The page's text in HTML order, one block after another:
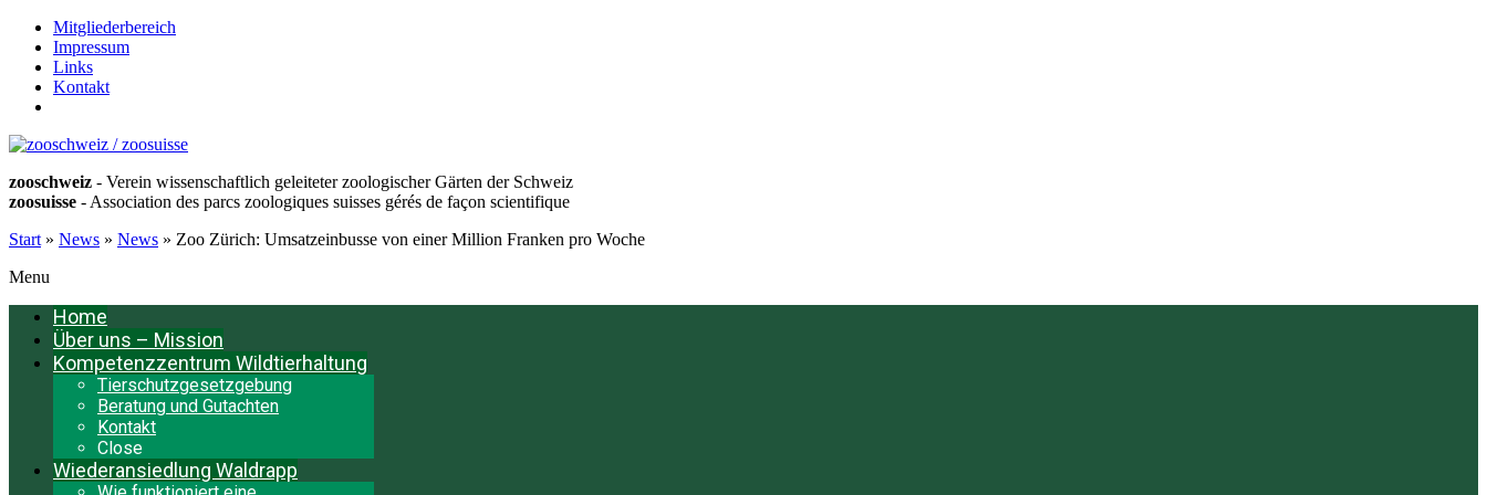
Mitgliederbereich
Impressum
Links
Kontakt
zooschweiz - Verein wissenschaftlich geleiteter zoologischer Gärten der Schweiz
zoosuisse - Association des parcs zoologiques suisses gérés de façon scientifique
Start » News » News » Zoo Zürich: Umsatzeinbusse von einer Million Franken pro Woche
Menu
Home
Über uns – Mission
Kompetenzzentrum Wildtierhaltung
Tierschutzgesetzgebung
Beratung und Gutachten
Kontakt
Close
Wiederansiedlung Waldrapp